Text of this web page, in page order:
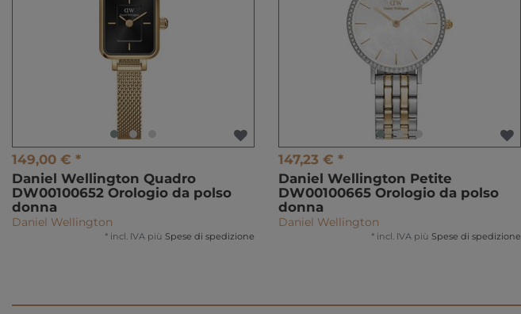
149,00 € *
Daniel Wellington Quadro
DW00100652 Orologio da polso
donna
Daniel Wellington
* incl. IVA più Spese di spedizione
147,23 € *
Daniel Wellington Petite
DW00100665 Orologio da polso
donna
Daniel Wellington
* incl. IVA più Spese di spedizione